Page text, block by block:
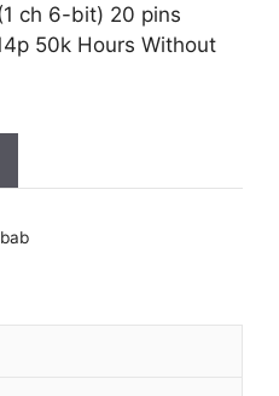
ch 6-bit) 20 pins
50k Hours Without